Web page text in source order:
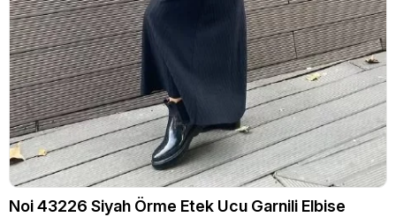
Noi 43226 Siyah Örme Etek Ucu Garnili Elbise